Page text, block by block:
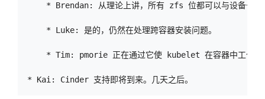
* Brendan: 从理论上讲，所有 zfs 位都可以与设备一起
    * Luke: 是的，仍然在处理跨容器安装问题。
* Tim: pmorie 正在通过它使 kubelet 在容器中工作。